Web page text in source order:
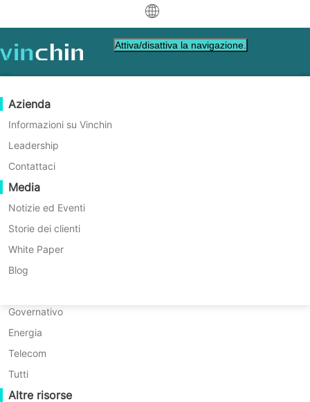
Download Supporto
中文
Protezione dei Dati
Backup & Recovery
Replicazione in tempo reale
Protezione Continua dei Dati
Copia fuori sede
Archiviazione
Orchestrazione dei Lavori
Mobilità dei Carichi di Lavoro
Migrazione V2V
Migrazione P2P
Migrazione C2C
Migrazione C2V
Migrazione P2C
Recoveribilità
Virtuale
VMware
Hyper-V
Proxmox
XCP-ng
oVirt
H3C CAS/UIS
ZStack
Sangfor HCI
Huawei FusionCompute
Red Hat Virtualization
Oracle OLVM
XenServer/Citrix Hypervisor
KayGrid
Risorse di supporto
Base di conoscenza
Video su come fare
Centro di assistenza
Eventi in diretta
Webinars
Demo dal vivo
Storie dei clienti
Servizi IT
Governativo
Energia
Telecom
Tutti
Altre risorse
Guida all'acquisto
Impara come acquistare
Politica di licenza
Domande frequenti
Contatto
Richiedi un preventivo
Diventa un Partner
Programma Partner
Diventa un Partner
Trova un partner
Trova un partner locale
Già un partner
Accesso Portale Partner
Azienda
Informazioni su Vinchin
Leadership
Contattaci
Media
Notizie ed Eventi
Storie dei clienti
White Paper
Blog
Attiva/disattiva la navigazione.
Garantire la Continuità nella
Trasformazione Digitale
per l'Industria Energetica